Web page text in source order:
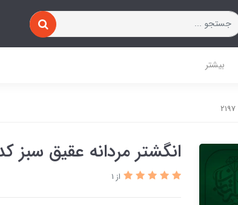
بیشتر
انگشتر مردانه عقیق سبز کد
از 1